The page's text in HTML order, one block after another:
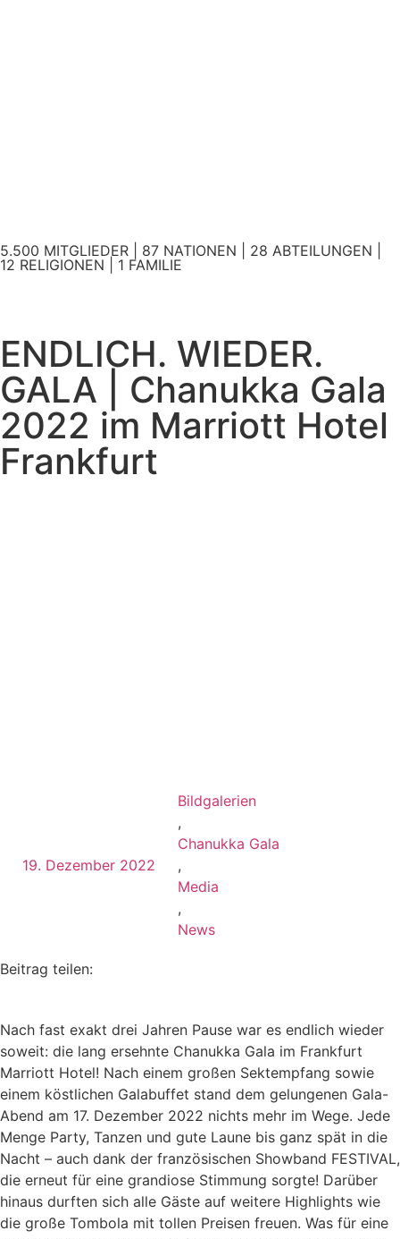
5.500 MITGLIEDER | 87 NATIONEN | 28 ABTEILUNGEN |
12 RELIGIONEN | 1 FAMILIE
ENDLICH. WIEDER.
GALA | Chanukka Gala
2022 im Marriott Hotel
Frankfurt
19. Dezember 2022
Bildgalerien
,
Chanukka Gala
,
Media
,
News
Beitrag teilen:
Nach fast exakt drei Jahren Pause war es endlich wieder
soweit: die lang ersehnte Chanukka Gala im Frankfurt
Marriott Hotel! Nach einem großen Sektempfang sowie
einem köstlichen Galabuffet stand dem gelungenen Gala-
Abend am 17. Dezember 2022 nichts mehr im Wege. Jede
Menge Party, Tanzen und gute Laune bis ganz spät in die
Nacht – auch dank der französischen Showband FESTIVAL,
die erneut für eine grandiose Stimmung sorgte! Darüber
hinaus durften sich alle Gäste auf weitere Highlights wie
die große Tombola mit tollen Preisen freuen. Was für eine